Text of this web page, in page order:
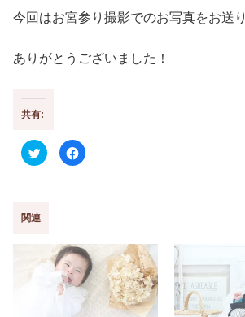
今回はお宮参り撮影でのお写真をお送
ありがとうございました！
共有:
ク
リ
e
r
F
a
有
す
る
に
は
ク
リ
関連